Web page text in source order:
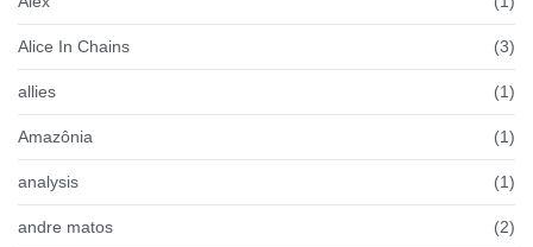
Alice In Chains (3)
allies (1)
Amazônia (1)
analysis (1)
andre matos (2)